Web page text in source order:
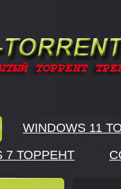
WINDOWS 11
7 ТОРРЕНТ